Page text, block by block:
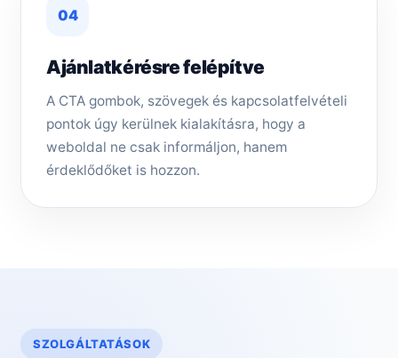
04
Ajánlatkérésre felépítve
A CTA gombok, szövegek és kapcsolatfelvételi
pontok úgy kerülnek kialakításra, hogy a
weboldal ne csak informáljon, hanem
érdeklődőket is hozzon.
SZOLGÁLTATÁSOK